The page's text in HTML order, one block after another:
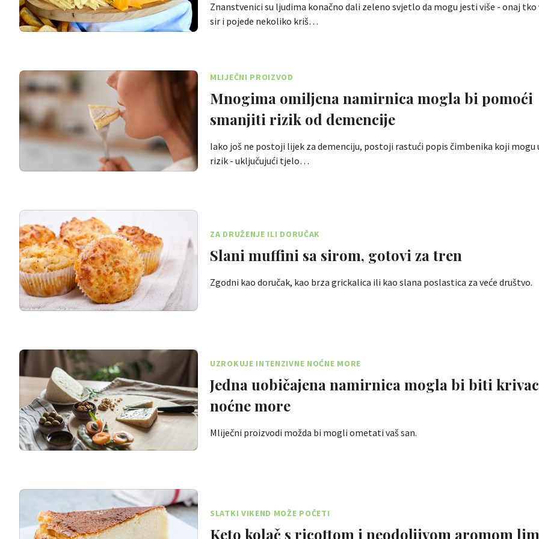
Znanstvenici su ljudima konačno dali zeleno svjetlo da mogu jesti više - onaj
sir i pojede nekoliko kriš…
MLIJEČNI PROIZVOD
Mnogima omiljena namirnica mogla bi pomoći
smanjiti rizik od demencije
Iako još ne postoji lijek za demenciju, postoji rastući popis čimbenika koji mogu
rizik - uključujući tjelo…
ZA DRUŽENJE ILI DORUČAK
Slani muffini sa sirom, gotovi za tren
Zgodni kao doručak, kao brza grickalica ili kao slana poslastica za veće društvo.
UZROKUJE INTENZIVNE NOĆNE MORE
Jedna uobičajena namirnica mogla bi biti krivac
noćne more
Mliječni proizvodi možda bi mogli ometati vaš san.
SLATKI VIKEND MOŽE POČETI
Keto kolač s ricottom i neodoljivom aromom